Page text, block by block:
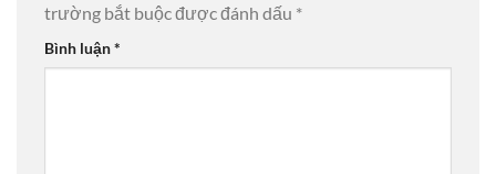
trường bắt buộc được đánh dấu *
Bình luận*